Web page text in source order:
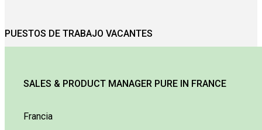
PUESTOS DE TRABAJO VACANTES
SALES & PRODUCT MANAGER PURE IN FRANCE
Francia